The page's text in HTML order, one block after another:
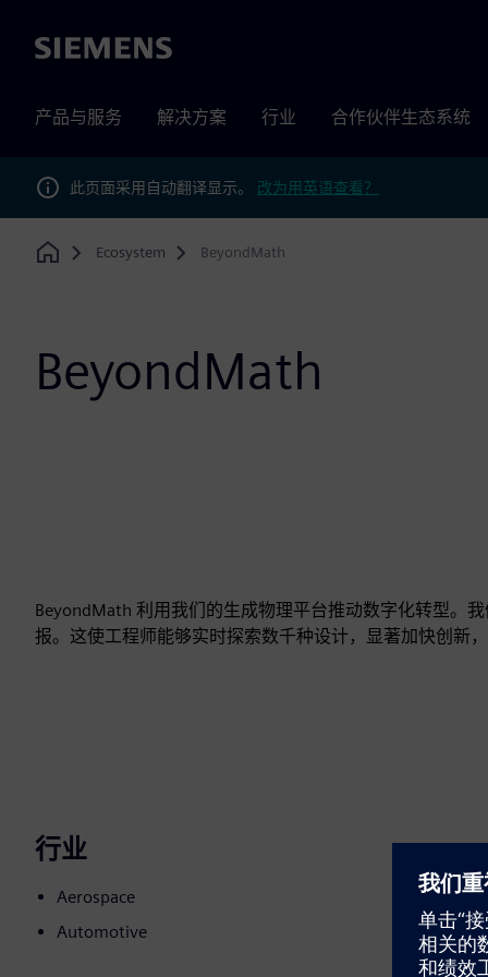
Siemens
产品与服务 解决方案 行业 合作伙伴生态系统
此页面采用自动翻译显示。 改为用英语查看？
Home
Ecosystem BeyondMath
BeyondMath
BeyondMath 利用我们的生成物理平台推动数字化转型。
报。这使工程师能够实时探索数千种设计，显著加快创新
行业
Aerospace
Automotive